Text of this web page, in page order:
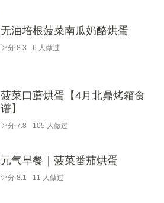
无油培根菠菜南瓜奶酪烘蛋
评分 8.3 6 人做过
菠菜口蘑烘蛋【4月北鼎烤箱食
谱】
评分 7.8 105 人做过
元气早餐｜菠菜番茄烘蛋
评分 8.1 11 人做过